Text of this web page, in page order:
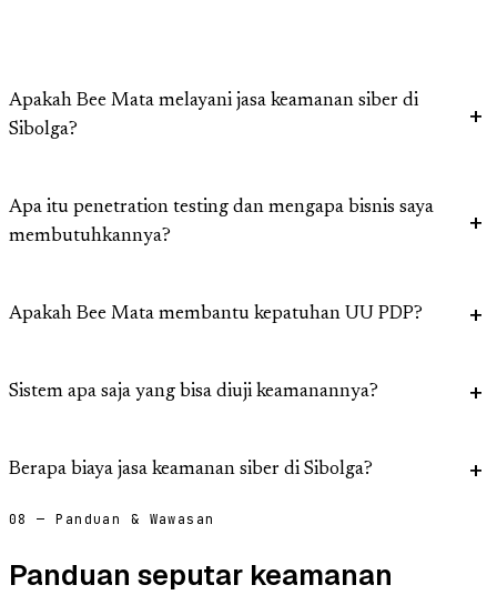
Apakah Bee Mata melayani jasa keamanan siber di
Sibolga?
Apa itu penetration testing dan mengapa bisnis saya
membutuhkannya?
Apakah Bee Mata membantu kepatuhan UU PDP?
Sistem apa saja yang bisa diuji keamanannya?
Berapa biaya jasa keamanan siber di Sibolga?
08 — Panduan & Wawasan
Panduan seputar keamanan